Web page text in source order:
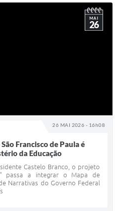
26 MAI 2026 - 16h08
MAI
26
Francisco de Paula é
da Educação
Castelo Branco, o projeto
passa a integrar o Mapa de
Narrativas do Governo Federal